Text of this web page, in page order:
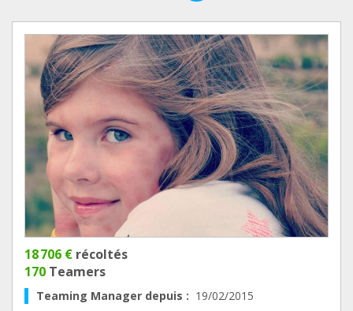
18 706 € récoltés
170 Teamers
Teaming Manager depuis : 19/02/2015